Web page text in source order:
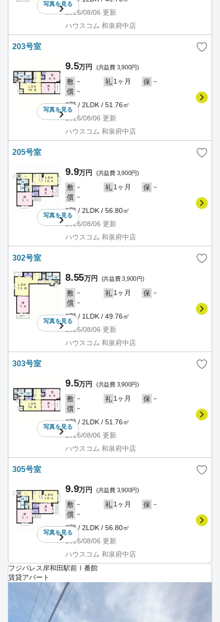
写真を見る
2026/08/06 更新
ハウスコム 和泉府中店
203号室
写真を見る
9.5万円 (共益費 3,900円)
敷 － 礼 1ヶ月 保 －
償 －
2階 / 2LDK / 51.76㎡
2026/08/06 更新
ハウスコム 和泉府中店
205号室
写真を見る
9.9万円 (共益費 3,900円)
敷 － 礼 1ヶ月 保 －
償 －
2階 / 2LDK / 56.80㎡
2026/08/06 更新
ハウスコム 和泉府中店
302号室
写真を見る
8.55万円 (共益費 3,900円)
敷 － 礼 1ヶ月 保 －
償 －
3階 / 1LDK / 49.76㎡
2026/08/06 更新
ハウスコム 和泉府中店
303号室
写真を見る
9.5万円 (共益費 3,900円)
敷 － 礼 1ヶ月 保 －
償 －
3階 / 2LDK / 51.76㎡
2026/08/06 更新
ハウスコム 和泉府中店
305号室
写真を見る
9.9万円 (共益費 3,900円)
敷 － 礼 1ヶ月 保 －
償 －
3階 / 2LDK / 56.80㎡
2026/08/06 更新
ハウスコム 和泉府中店
フジパレス岸和田駅前Ⅰ番館
賃貸アパート